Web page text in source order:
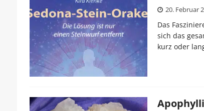
20. Februar
Das
sich das
kurz oder